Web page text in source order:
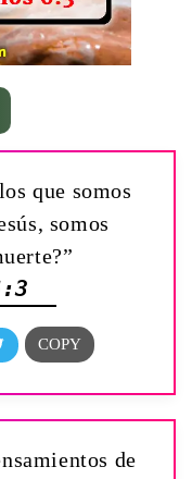
que somos
somos
de